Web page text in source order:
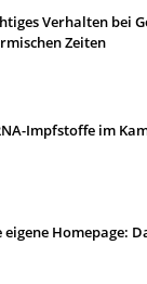
Verhalten bei
Zeiten
Impfstoffe im
eigene Homepage: